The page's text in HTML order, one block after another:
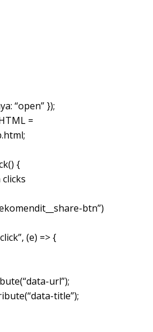
“open” });
=
{
btn”)
(e) => {
url”);
title”);